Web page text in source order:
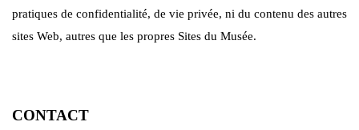
pratiques de confidentialité, de vie privée, ni du contenu des autres
sites Web, autres que les propres Sites du Musée.
CONTACT